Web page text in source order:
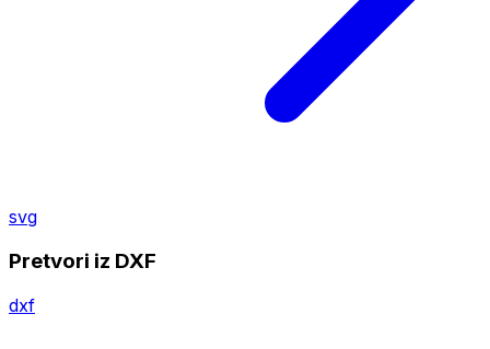
svg
Pretvori iz DXF
dxf